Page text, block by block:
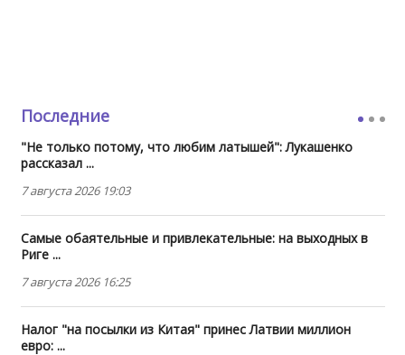
Последние
"Не только потому, что любим латышей": Лукашенко
рассказал ...
7 августа 2026 19:03
Самые обаятельные и привлекательные: на выходных в
Риге ...
7 августа 2026 16:25
Налог "на посылки из Китая" принес Латвии миллион
евро: ...